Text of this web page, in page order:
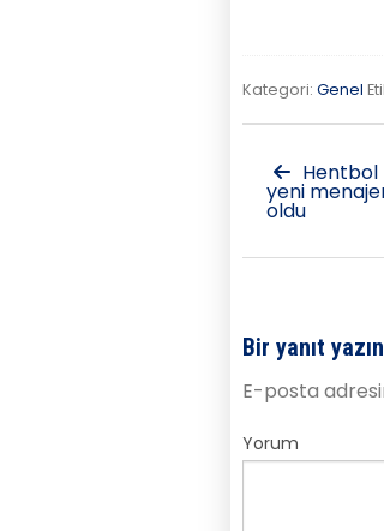
Kategori: Genel
Hentbol
yeni
oldu
Bir yanıt yazın
E-posta
Yorum